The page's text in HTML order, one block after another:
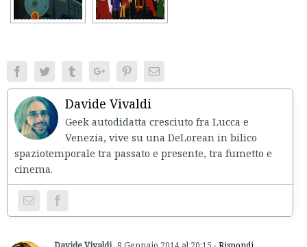
FacebookTwitter TumblrGoogle+PinterestEmail
Davide Vivaldi
Geek autodidatta cresciuto fra Lucca e
Venezia, vive su una DeLorean in bilico
spaziotemporale tra passato e presente, tra fumetto e
cinema.